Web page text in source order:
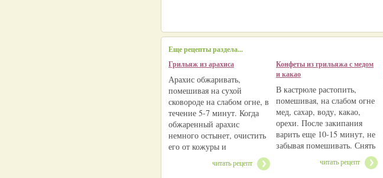
Еще рецепты раздела...
Грильяж из арахиса
Арахис обжаривать,
помешивая на сухой
сковороде на слабом огне, в
течение 5-7 минут. Когда
обжаренный арахис
немного остынет, очистить
его от кожуры и
читать рецепт
Конфеты из грильяжа с медом
и какао
В кастрюле растопить,
помешивая, на слабом огне
мед, сахар, воду, какао,
орехи. После закипания
варить еще 10-15 минут, не
забывая помешивать. Снять
читать рецепт